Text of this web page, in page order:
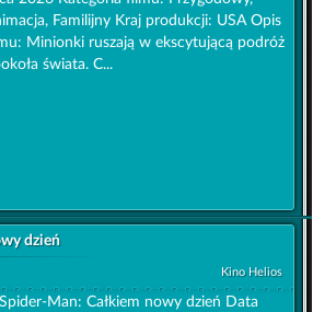
Familijny Kraj produkcji: USA Opis
Minionki ruszają w ekscytującą podróż
świata. C...
dzień
Kino Helios
Spider-Man: Całkiem nowy dzień Data